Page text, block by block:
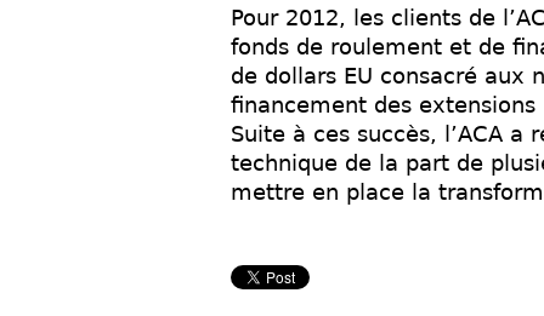
Pour 2012, les clients de
fonds de roulement et de
de dollars EU consacré aux
financement des extensions
Suite à ces succès, l’ACA a
technique de la part de
mettre en place la